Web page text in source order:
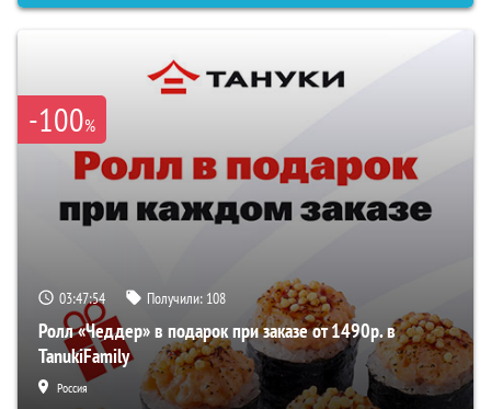
-100%
03:47:54 Получили: 108
Ролл «Чеддер» в подарок при заказе от 1490р. в
TanukiFamily
Россия